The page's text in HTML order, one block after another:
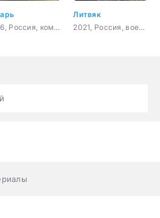
2026, Россия, комедия
Литвяк
2021, Россия, военный, история, биография